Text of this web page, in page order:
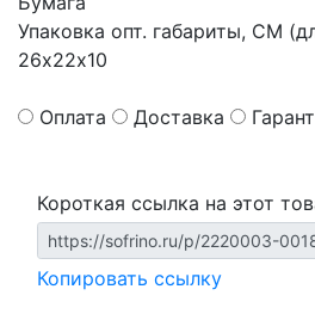
Упаковка опт. габариты, СМ
26х22х10
Оплата Доставка
Короткая ссылка на этот
Копировать ссылку